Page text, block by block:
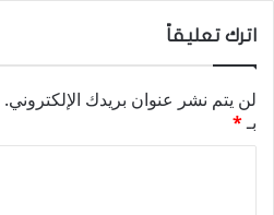
اترك تعليقاً
لن يتم نشر عنوان بريدك الإلكتروني.
بـ*